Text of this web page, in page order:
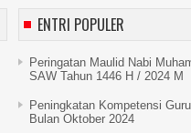
ENTRI POPULER
Peringatan Maulid Nabi
SAW Tahun 1446 H / 2024 M
Peningkatan Kompetensi
Bulan Oktober 2024